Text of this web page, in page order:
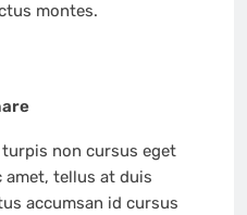
montes.
non cursus eget
amet, tellus at duis
accumsan id cursus